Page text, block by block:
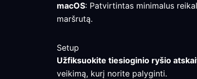
macOS: Patvirtintas minimalus
maršrutą.
Setup
Užfiksuokite tiesioginio ryšio
veikimą, kurį norite palyginti.